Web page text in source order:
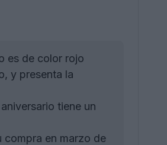
es de color rojo
y presenta la
tiene un
compra en marzo de